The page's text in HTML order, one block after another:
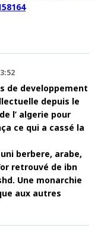
de developpement
depuis le
l’ algerie pour
ce qui a cassé la
berbere, arabe,
retrouvé de ibn
Une monarchie
aux autres